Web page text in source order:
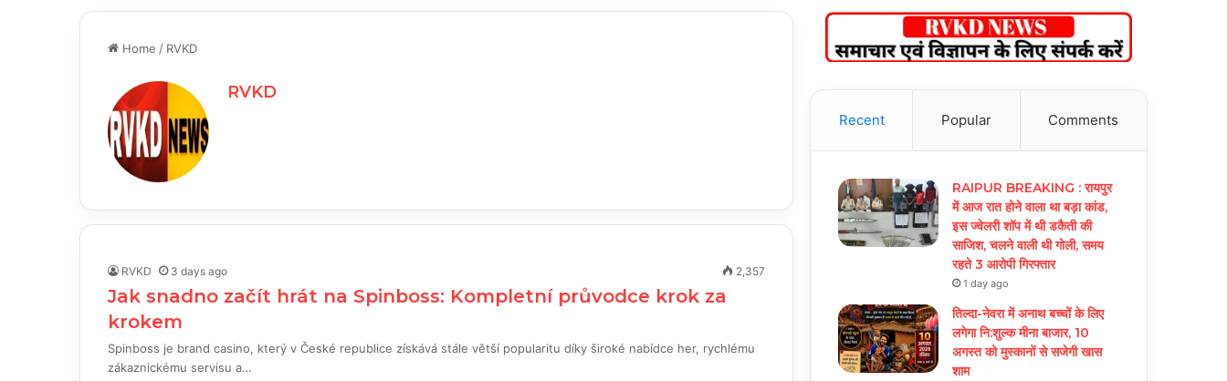
Home / RVKD
RVKD
RVKD 3 days ago 2,357
Jak snadno začít hrát na Spinboss: Kompletní průvodce krok za
krokem
Spinboss je brand casino, který v České republice získává stále větší popularitu díky široké nabídce her, rychlému
zákaznickému servisu a…
Recent Popular Comments
RAIPUR BREAKING : रायपुर
में आज रात होने वाला था बड़ा कांड,
इस ज्वेलरी शॉप में थी डकैती की
साजिश, चलने वाली थी गोली, समय
रहते 3 आरोपी गिरफ्तार
1 day ago
तिल्दा-नेवरा में अनाथ बच्चों के लिए
लगेगा नि:शुल्क मीना बाजार, 10
अगस्त को मुस्कानों से सजेगी खास
शाम